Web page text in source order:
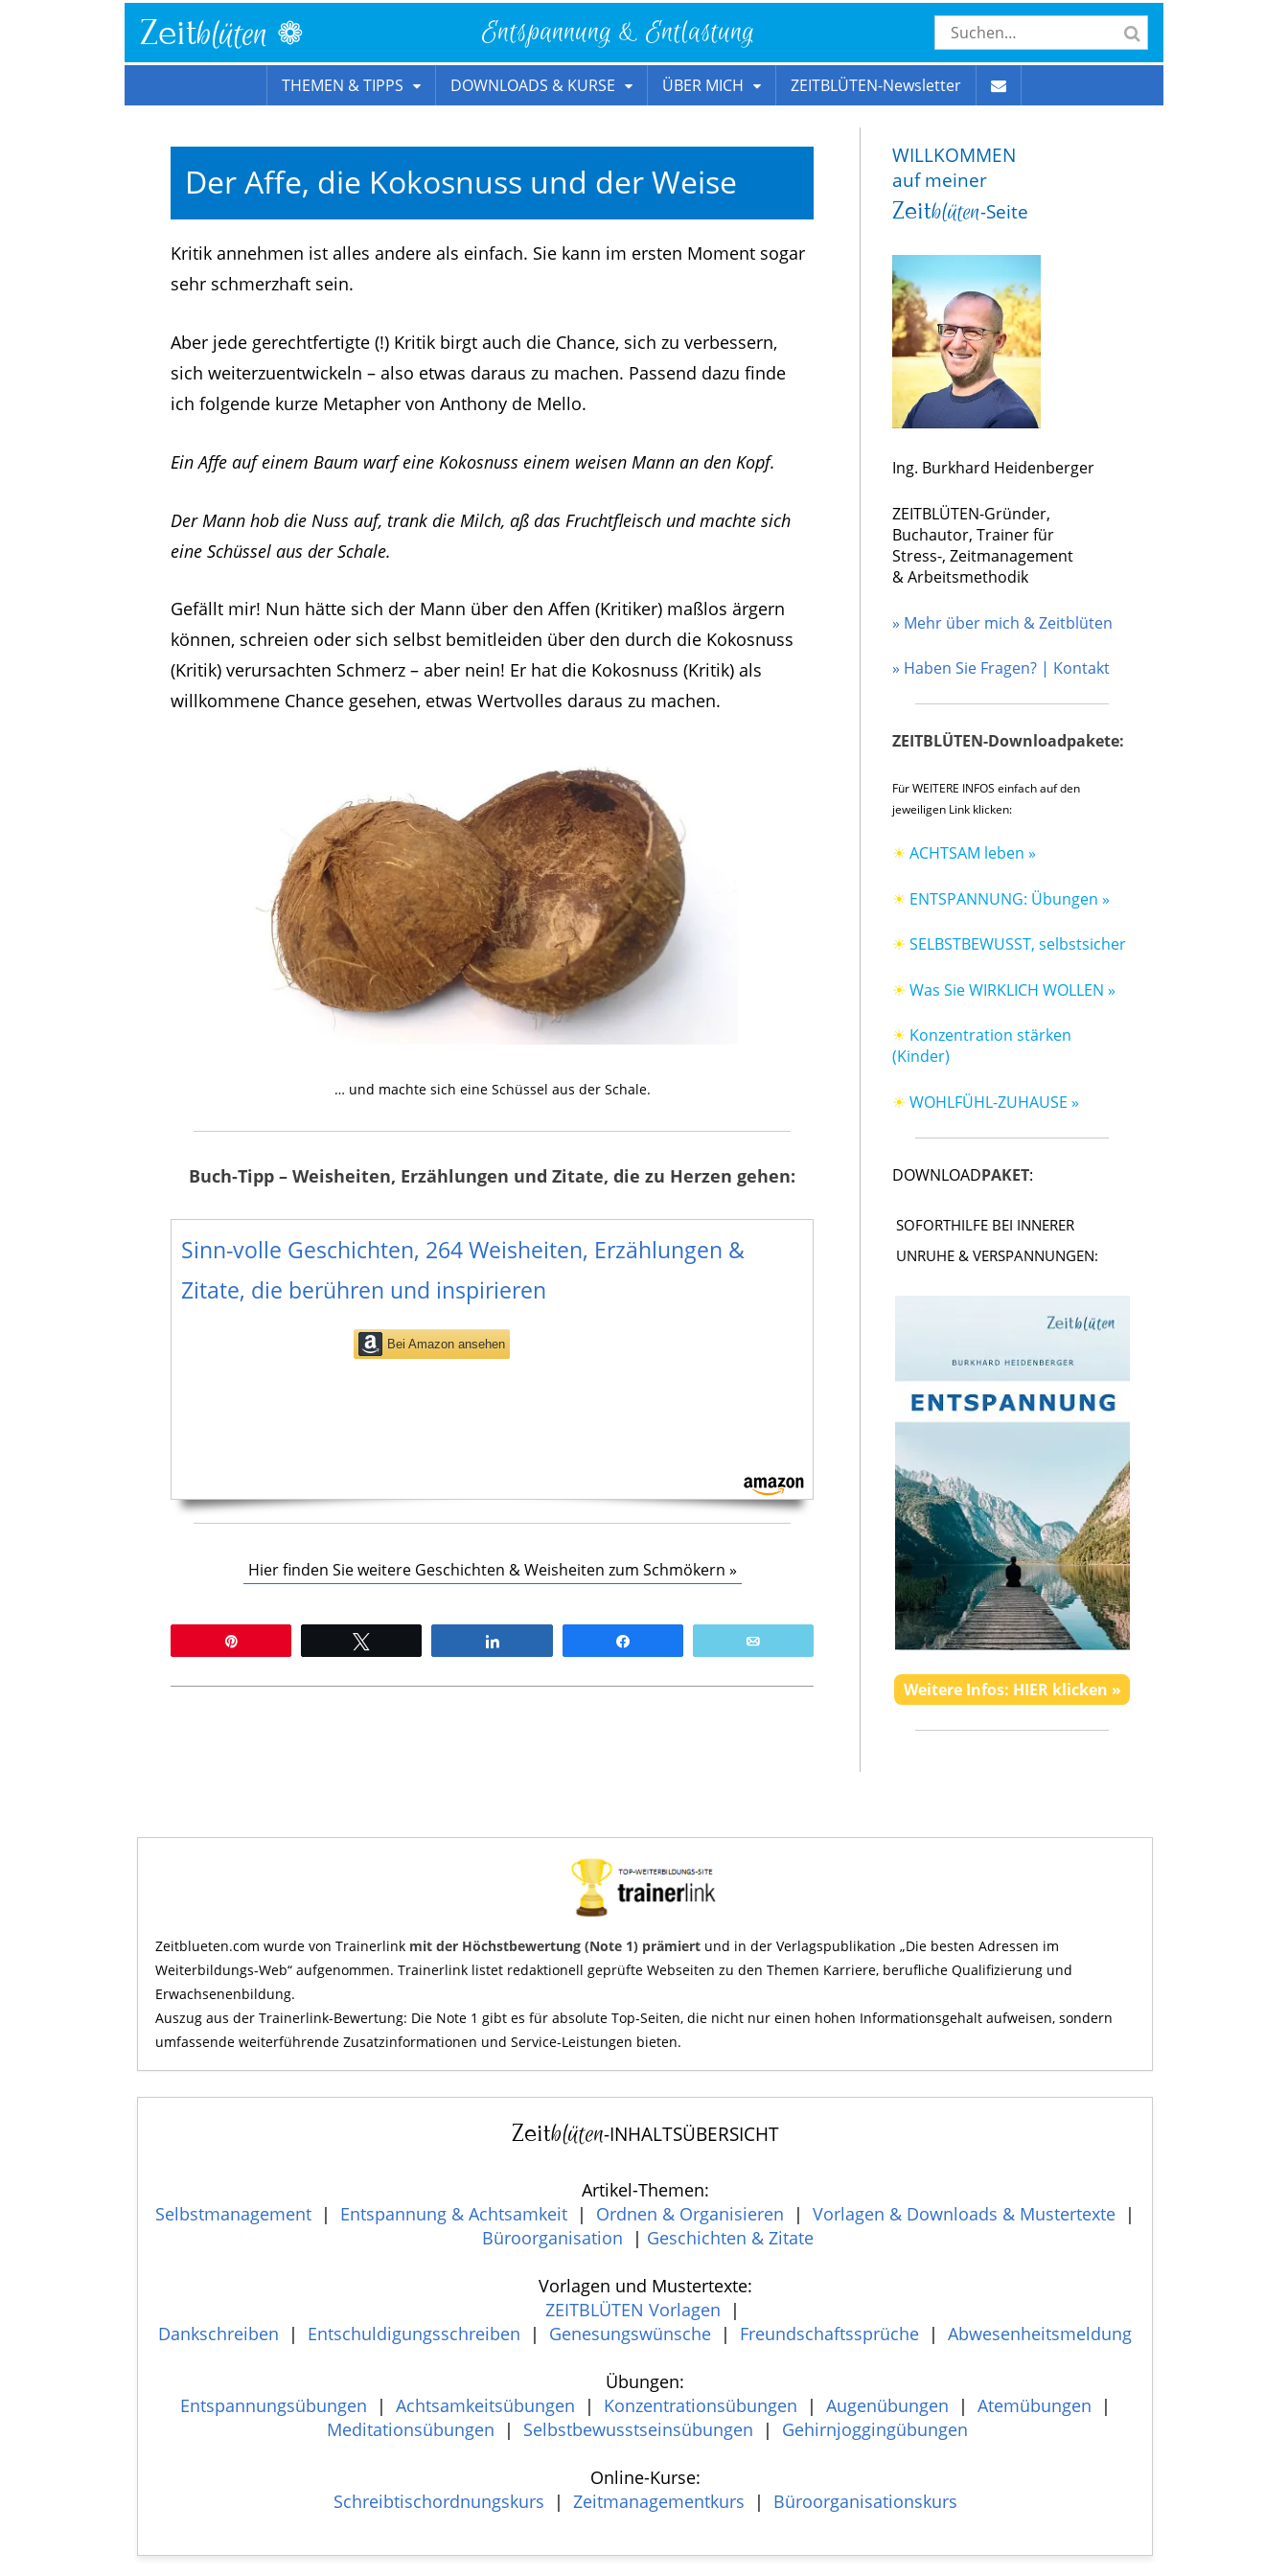
Zeitblüten ❁ Entspannung & Entlastung
THEMEN & TIPPS DOWNLOADS & KURSE ÜBER MICH ZEITBLÜTEN-Newsletter
Der Affe, die Kokosnuss und der Weise
Kritik annehmen ist alles andere als einfach. Sie kann im ersten Moment sogar
sehr schmerzhaft sein.
Aber jede gerechtfertigte (!) Kritik birgt auch die Chance, sich zu verbessern,
sich weiterzuentwickeln – also etwas daraus zu machen. Passend dazu finde
ich folgende kurze Metapher von Anthony de Mello.
Ein Affe auf einem Baum warf eine Kokosnuss einem weisen Mann an den Kopf.
Der Mann hob die Nuss auf, trank die Milch, aß das Fruchtfleisch und machte sich
eine Schüssel aus der Schale.
Gefällt mir! Nun hätte sich der Mann über den Affen (Kritiker) maßlos ärgern
können, schreien oder sich selbst bemitleiden über den durch die Kokosnuss
(Kritik) verursachten Schmerz – aber nein! Er hat die Kokosnuss (Kritik) als
willkommene Chance gesehen, etwas Wertvolles daraus zu machen.
… und machte sich eine Schüssel aus der Schale.
Buch-Tipp – Weisheiten, Erzählungen und Zitate, die zu Herzen gehen:
Sinn-volle Geschichten, 264 Weisheiten, Erzählungen &
Zitate, die berühren und inspirieren
Bei Amazon ansehen
Hier finden Sie weitere Geschichten & Weisheiten zum Schmökern »
WILLKOMMEN
auf meiner
Zeitblüten-Seite
Ing. Burkhard Heidenberger
ZEITBLÜTEN-Gründer,
Buchautor, Trainer für
Stress-, Zeitmanagement
& Arbeitsmethodik
» Mehr über mich & Zeitblüten
» Haben Sie Fragen? | Kontakt
ZEITBLÜTEN-Downloadpakete:
Für WEITERE INFOS einfach auf den
jeweiligen Link klicken:
☀ ACHTSAM leben »
☀ ENTSPANNUNG: Übungen »
☀ SELBSTBEWUSST, selbstsicher
☀ Was Sie WIRKLICH WOLLEN »
☀ Konzentration stärken
(Kinder)
☀ WOHLFÜHL-ZUHAUSE »
DOWNLOADPAKET:
SOFORTHILFE BEI INNERER
UNRUHE & VERSPANNUNGEN:
Weitere Infos: HIER klicken »
Zeitblueten.com wurde von Trainerlink mit der Höchstbewertung (Note 1) prämiert und in der Verlagspublikation „Die besten Adressen im
Weiterbildungs-Web“ aufgenommen. Trainerlink listet redaktionell geprüfte Webseiten zu den Themen Karriere, berufliche Qualifizierung und
Erwachsenenbildung.
Auszug aus der Trainerlink-Bewertung: Die Note 1 gibt es für absolute Top-Seiten, die nicht nur einen hohen Informationsgehalt aufweisen, sondern
umfassende weiterführende Zusatzinformationen und Service-Leistungen bieten.
Zeitblüten-INHALTSÜBERSICHT
Artikel-Themen:
Selbstmanagement | Entspannung & Achtsamkeit | Ordnen & Organisieren | Vorlagen & Downloads & Mustertexte |
Büroorganisation | Geschichten & Zitate
Vorlagen und Mustertexte:
ZEITBLÜTEN Vorlagen |
Dankschreiben | Entschuldigungsschreiben | Genesungswünsche | Freundschaftssprüche | Abwesenheitsmeldung
Übungen:
Entspannungsübungen | Achtsamkeitsübungen | Konzentrationsübungen | Augenübungen | Atemübungen |
Meditationsübungen | Selbstbewusstseinsübungen | Gehirnjoggingübungen
Online-Kurse:
Schreibtischordnungskurs | Zeitmanagementkurs | Büroorganisationskurs